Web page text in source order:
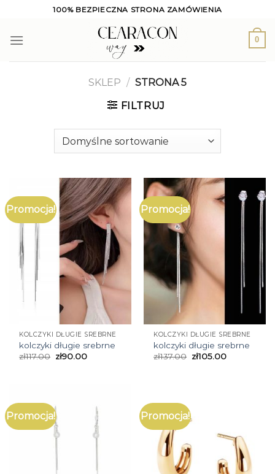
content
100% BEZPIECZNA STRONA ZAMÓWIENIA
0
SKLEP / STRONA 5
FILTRUJ
Promocja!
KOLCZYKI DŁUGIE SREBRNE
kolczyki długie srebrne
zł117.00 zł90.00
Promocja!
KOLCZYKI DŁUGIE SREBRNE
kolczyki długie srebrne
zł137.00 zł105.00
Promocja! Promocja!